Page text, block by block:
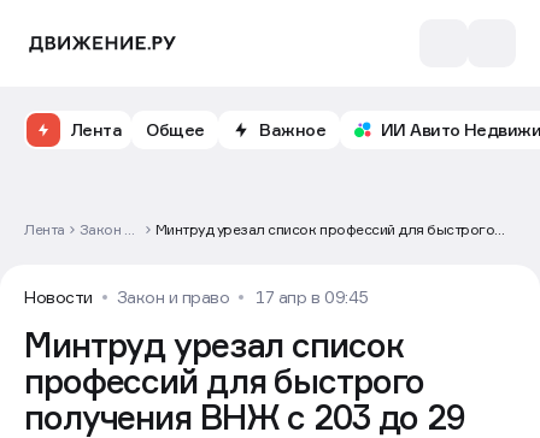
Лента Общее Важное ИИ Авито
Лента
Закон и
Минтруд урезал список профессий для быстрого
Новости Закон и право 17 апр в 09:45
Минтруд урезал список
профессий для быстрого
получения ВНЖ с 203 до 29